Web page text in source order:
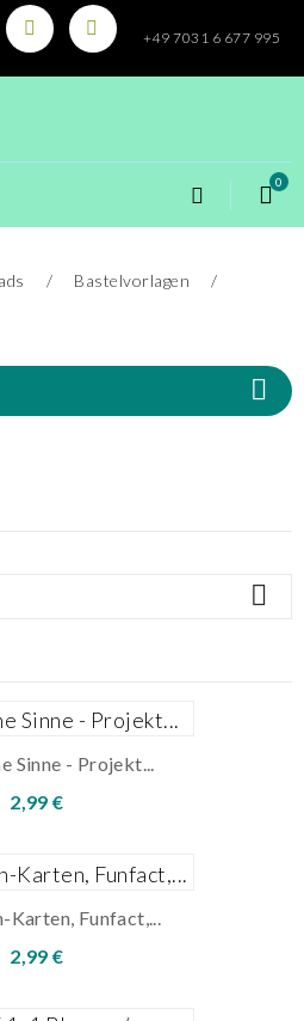
+49 7031 6 677 995
0
Bastelvorlagen

Sinne - Projekt...
2,99 €
Funfact,...
2,99 €